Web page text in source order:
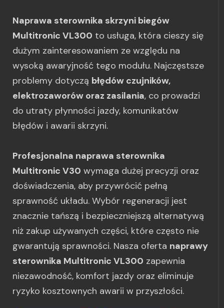
Naprawa sterownika skrzyni biegów
Multitronic VL300 to usługa, która cieszy się
dużym zainteresowaniem ze względu na
wysoką awaryjność tego modułu. Najczęstsze
problemy dotyczą błędów czujników,
elektrozaworów oraz zasilania, co prowadzi
do utraty płynności jazdy, komunikatów
błędów i awarii skrzyni.
Profesjonalna naprawa sterownika
Multitronic V30 wymaga dużej precyzji oraz
doświadczenia, aby przywrócić pełną
sprawność układu. Wybór regeneracji jest
znacznie tańszą i bezpieczniejszą alternatywą
niż zakup używanych części, które często nie
gwarantują sprawności. Nasza oferta naprawy
sterownika Multitronic VL300 zapewnia
niezawodność, komfort jazdy oraz eliminuje
ryzyko kosztownych awarii w przyszłości.